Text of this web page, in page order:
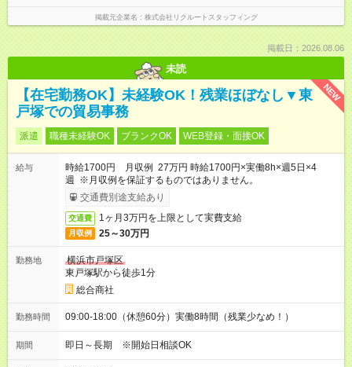
掲載元企業名 株式会社リクルートスタッフィング
掲載日：2026.08.06
未読
NEW
【在宅勤務OK】未経験OK！残業ほぼなし▼東
戸塚での貿易事務
派遣 職種未経験OK ブランクOK WEB登録・面接OK
給与
時給1700円 月収例 27万円 時給1700円×実働8h×週5日×4
週 ※月収例を保証するものではありません。
交通費別途支給あり
交通費 1ヶ月3万円を上限として実費支給
月収例 25～30万円
勤務地
横浜市戸塚区
東戸塚駅から徒歩1分
総合商社
勤務時間 09:00-18:00（休憩60分）実働8時間（残業少なめ！）
期間 即日～長期 ※開始日相談OK